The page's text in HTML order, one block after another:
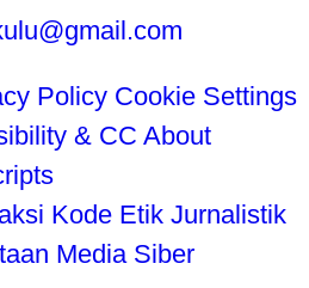
Policy Cookie Settings
& CC About
Kode Etik Jurnalistik
Media Siber